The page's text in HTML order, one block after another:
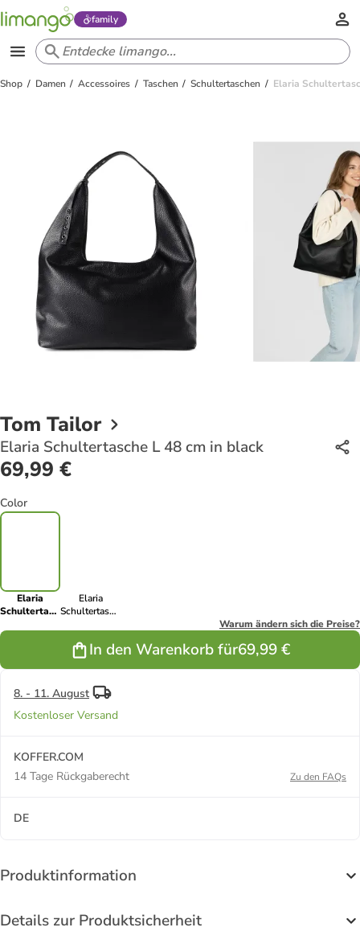
family
Shop Damen Accessoires Taschen Schultertaschen Elaria
Tom Tailor
Elaria Schultertasche L 48 cm in black
69,99 €
Color
Elaria
Schultertasche
Elaria
Schultertasche
Warum ändern sich die Preise?
In den Warenkorb für69,99 €
8. - 11. August
Kostenloser Versand
KOFFER.COM
14 Tage Rückgaberecht
Zu den FAQs
DE
Produktinformation
Details zur Produktsicherheit